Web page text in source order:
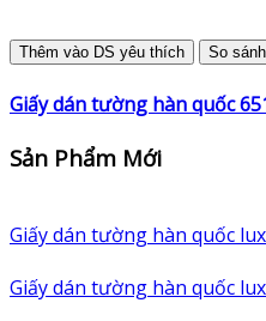
Thêm vào DS yêu thích So
Giấy dán tường hàn quốc
Sản Phẩm Mới
Giấy dán tường hàn quốc
Giấy dán tường hàn quốc